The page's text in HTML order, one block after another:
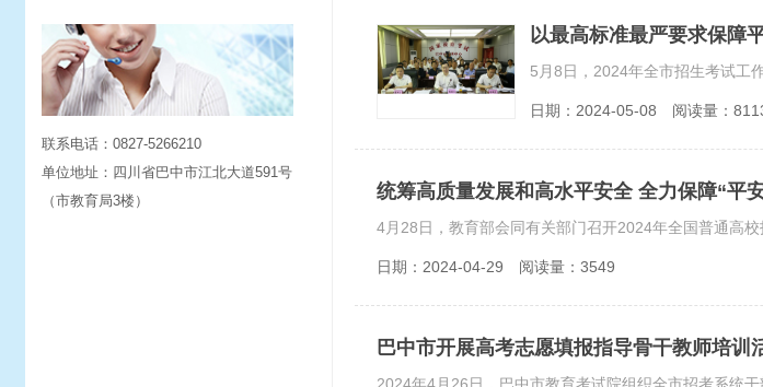
联系电话：0827-5266210
单位地址：四川省巴中市江北大道591号
（市教育局3楼）
以最高标准最严要求保障
日期：2024-05-08 阅读量：
统筹高质量发展和高水平安全 全力保障“平
日期：2024-04-29 阅读量：3549
巴中市开展高考志愿填报指导骨干教师培训